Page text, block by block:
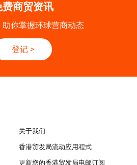
费商贸资讯
助你掌握环球营商动态
登记 >
关于我们
香港贸发局流动应用程式
更新您的香港贸发局电邮订阅